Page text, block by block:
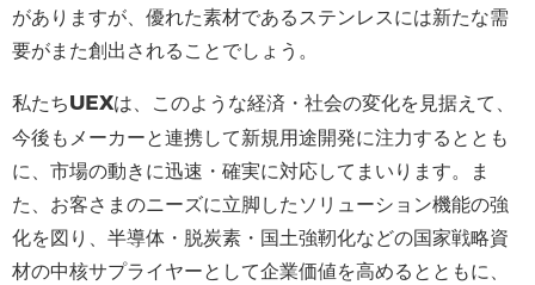
がありますが、優れた素材であるステンレスには新たな需
要がまた創出されることでしょう。
私たちUEXは、このような経済・社会の変化を見据えて、
今後もメーカーと連携して新規用途開発に注力するととも
に、市場の動きに迅速・確実に対応してまいります。ま
た、お客さまのニーズに立脚したソリューション機能の強
化を図り、半導体・脱炭素・国土強靭化などの国家戦略資
材の中核サプライヤーとして企業価値を高めるとともに、